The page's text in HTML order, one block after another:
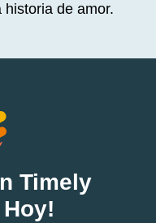
de amor.
Timely